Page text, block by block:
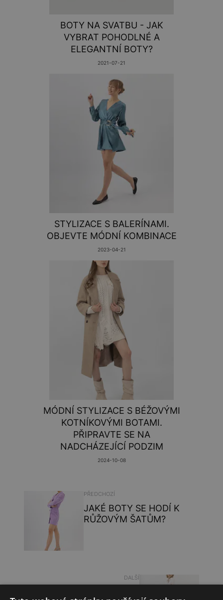
BOTY NA SVATBU - JAK
VYBRAT POHODLNÉ A
ELEGANTNÍ BOTY?
2021-07-21
STYLIZACE S BALERÍNAMI.
OBJEVTE MÓDNÍ KOMBINACE
2023-04-21
MÓDNÍ STYLIZACE S BÉŽOVÝMI
KOTNÍKOVÝMI BOTAMI.
PŘIPRAVTE SE NA
NADCHÁZEJÍCÍ PODZIM
2024-10-08
PŘEDCHOZÍ
JAKÉ BOTY SE HODÍ K
RŮŽOVÝM ŠATŮM?
DALŠÍ